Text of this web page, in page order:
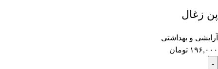
پن زغال
آرایشی و بهداشتی
۱۹۶,۰۰۰ تومان